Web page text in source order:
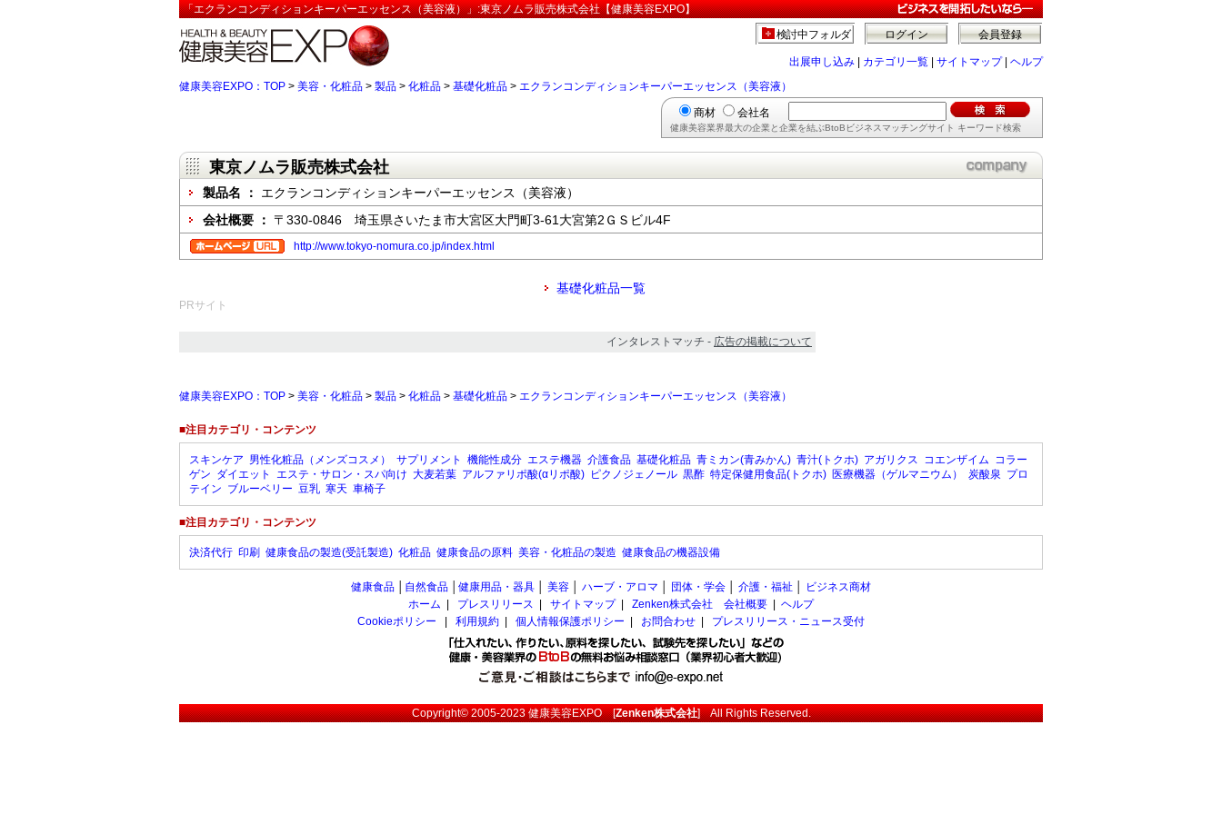
「エクランコンディションキーパーエッセンス（美容液）」:東京ノムラ販売株式会社【健康美容EXPO】
会員登録
ログイン
検討中フォルダ
出展申し込み カテゴリ一覧 サイトマップ| ヘルプ
健康美容EXPO：TOP > 美容・化粧品 > 製品 > 化粧品 > 基礎化粧品 > エクランコンディションキーパーエッセンス（美容液）
商材 会社名
健康美容業界最大の企業と企業を結ぶBtoBビジネスマッチングサイト キーワード検索
東京ノムラ販売株式会社
製品名 ： エクランコンディションキーパーエッセンス（美容液）
会社概要 ： 〒330-0846 埼玉県さいたま市大宮区大門町3-61大宮第2ＧＳビル4F
http://www.tokyo-nomura.co.jp/index.html
基礎化粧品一覧
PRサイト
インタレストマッチ - 広告の掲載について
健康美容EXPO：TOP > 美容・化粧品 > 製品 > 化粧品 > 基礎化粧品 > エクランコンディションキーパーエッセンス（美容液）
■注目カテゴリ・コンテンツ
スキンケア 男性化粧品（メンズコスメ） サプリメント 機能性成分 エステ機器 介護食品 基礎化粧品 青ミカン(青みかん) 青汁(トクホ) アガリクス コエンザイム コラー
ゲン ダイエット エステ・サロン・スパ向け 大麦若葉 アルファリポ酸(αリポ酸) ピクノジェノール 黒酢 特定保健用食品(トクホ) 医療機器（ゲルマニウム） 炭酸泉 プロ
テイン ブルーベリー 豆乳 寒天 車椅子
■注目カテゴリ・コンテンツ
決済代行 印刷 健康食品の製造(受託製造) 化粧品 健康食品の原料 美容・化粧品の製造 健康食品の機器設備
健康食品 自然食品 健康用品・器具 美容 ハーブ・アロマ 団体・学会 介護・福祉
ビジネス商材
ホーム
プレスリリース サイトマップ| Zenken株式会社 会社概要
ヘルプ
Cookieポリシー
利用規約 個人情報保護ポリシー お問合わせ プレスリリース・ニュース受付
Copyright© 2005-2023健康美容EXPO[Zenken株式会社] All Rights Reserved.